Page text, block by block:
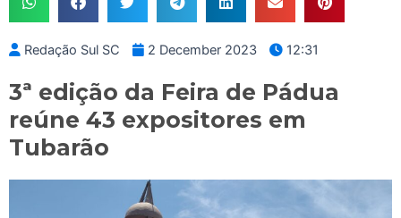
Redação Sul SC 2 December 2023 12:31
3ª edição da Feira de Pádua
reúne 43 expositores em
Tubarão